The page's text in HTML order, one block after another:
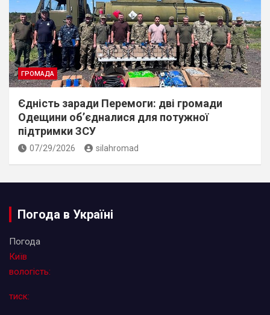
ГРОМАДА
Єдність заради Перемоги: дві громади
Одещини об’єдналися для потужної
підтримки ЗСУ
07/29/2026 silahromad
Погода в Україні
Погода
Київ
вологість:
тиск: